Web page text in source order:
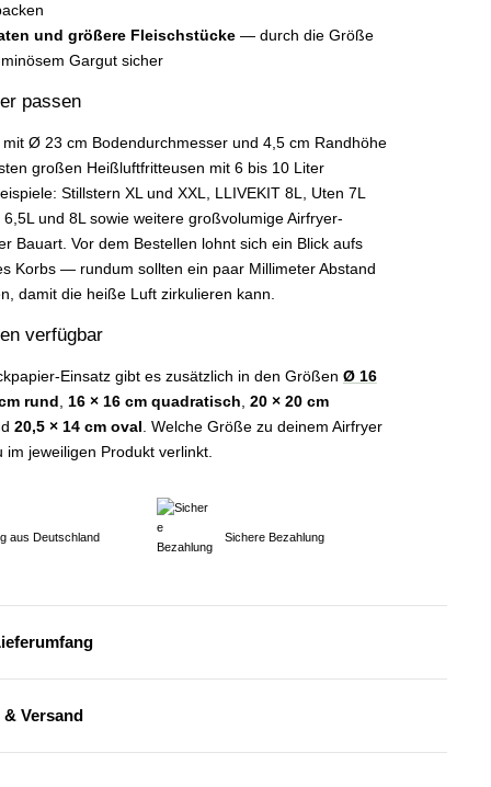
und größere Fleischstücke— durch die Größe
Gargut sicher
passen
Ø 23 cm Bodendurchmesser und 4,5 cm Randhöhe
großen Heißluftfritteusen mit 6 bis 10 Liter
Stillstern XL und XXL, LLIVEKIT 8L, Uten 7L
6,5L und 8L sowie weitere großvolumige Airfryer-
Bauart. Vor dem Bestellen lohnt sich ein Blick aufs
Korbs — rundum sollten ein paar Millimeter Abstand
damit die heiße Luft zirkulieren kann.
verfügbar
Einsatz gibt es zusätzlich in den Größen Ø 16
rund 16 × 16 cm quadratisch 20 × 20 cm
20,5 × 14 cm oval . Welche Größe zu deinem Airfryer
im jeweiligen Produkt verlinkt.
aus Deutschland Sichere Bezahlung
Versand